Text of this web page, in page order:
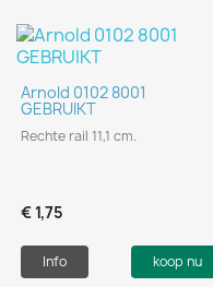
Arnold 0102 8001
GEBRUIKT
Rechte rail 11,1 cm.
€ 1,75
Info koop nu